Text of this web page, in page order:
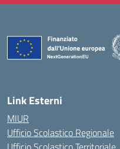
Link Esterni
MIUR
Ufficio Scolastico Regionale